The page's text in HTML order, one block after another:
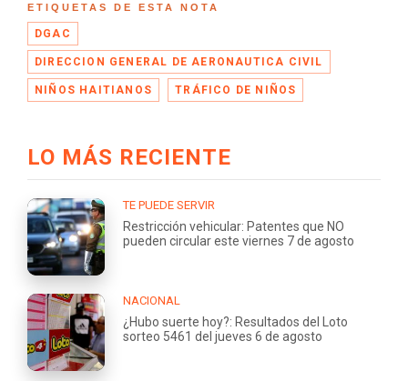
ETIQUETAS DE ESTA NOTA
DGAC
DIRECCION GENERAL DE AERONAUTICA CIVIL
NIÑOS HAITIANOS TRÁFICO DE NIÑOS
LO MÁS RECIENTE
TE PUEDE SERVIR
Restricción vehicular: Patentes que NO
pueden circular este viernes 7 de agosto
NACIONAL
¿Hubo suerte hoy?: Resultados del Loto
sorteo 5461 del jueves 6 de agosto